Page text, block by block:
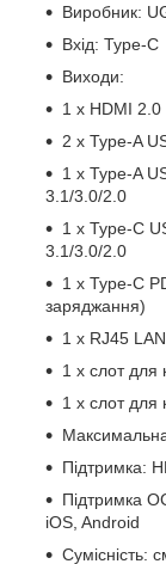
Виробник:
Вхід: Type-C
Виходи:
1 x HDMI 2.0
2 x Type-A
1 x Type-A
3.1/3.0/2.0
1 x Type-C
3.1/3.0/2.0
1 x Type-C
заряджання)
1 x RJ45
1 x слот для
1 x слот для
Підтримка:
Підтримка
iOS, Android
Сумісність: